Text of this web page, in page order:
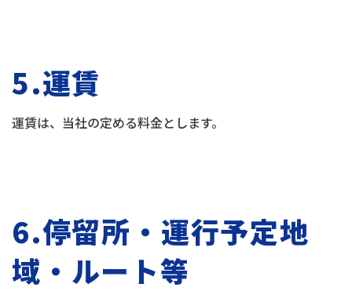
5.運賃
運賃は、当社の定める料金とします。
6.停留所・運行予定地
域・ルート等